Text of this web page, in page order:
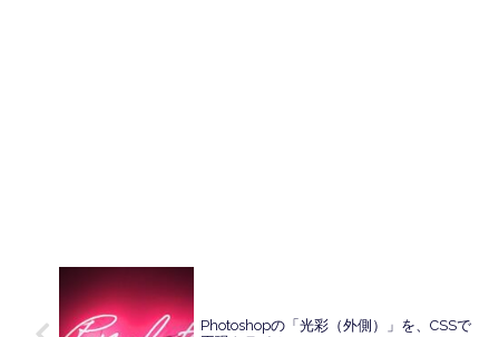
Photoshopの「光彩（外側）」を、CSSで